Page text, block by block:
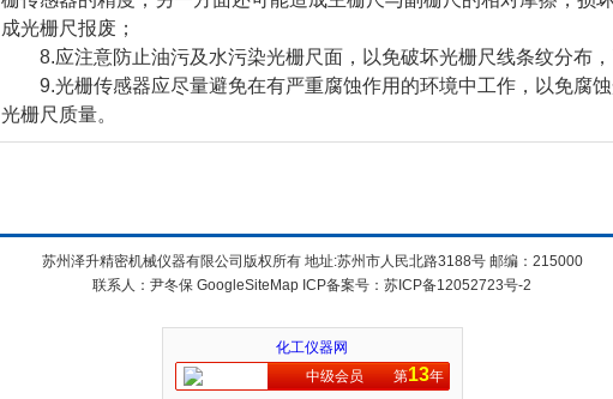
成光栅尺报废；
8.应注意防止油污及水污染光栅尺面，以免破坏光栅尺线条纹分布，
9.光栅传感器应尽量避免在有严重腐蚀作用的环境中工作，以免腐蚀
光栅尺质量。
苏州泽升精密机械仪器有限公司版权所有 地址:苏州市人民北路3188号 邮编：215000
联系人：尹冬保 GoogleSiteMap ICP备案号： 苏ICP备12052723号-2
化工仪器网
中级会员
第13年